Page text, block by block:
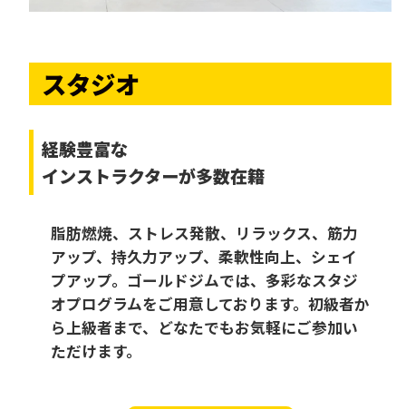
スタジオ
経験豊富な
インストラクターが多数在籍
脂肪燃焼、ストレス発散、リラックス、筋力
アップ、持久力アップ、柔軟性向上、シェイ
プアップ。ゴールドジムでは、多彩なスタジ
オプログラムをご用意しております。初級者か
ら上級者まで、どなたでもお気軽にご参加い
ただけます。